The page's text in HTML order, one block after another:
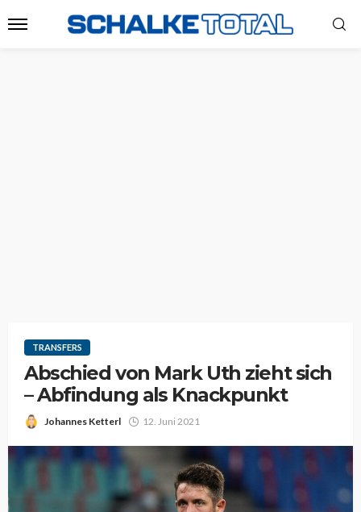
TRANSFERS
Abschied von Mark Uth zieht sich
– Abfindung als Knackpunkt
Johannes Ketterl 12. Juni 2021